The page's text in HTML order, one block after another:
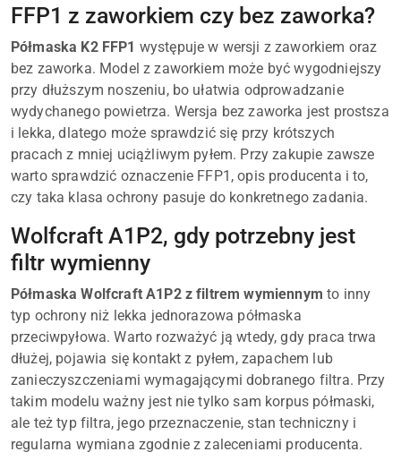
FFP1 z zaworkiem czy bez zaworka?
Półmaska K2 FFP1 występuje w wersji z zaworkiem oraz
bez zaworka. Model z zaworkiem może być wygodniejszy
przy dłuższym noszeniu, bo ułatwia odprowadzanie
wydychanego powietrza. Wersja bez zaworka jest prostsza
i lekka, dlatego może sprawdzić się przy krótszych
pracach z mniej uciążliwym pyłem. Przy zakupie zawsze
warto sprawdzić oznaczenie FFP1, opis producenta i to,
czy taka klasa ochrony pasuje do konkretnego zadania.
Wolfcraft A1P2, gdy potrzebny jest
filtr wymienny
Półmaska Wolfcraft A1P2 z filtrem wymiennym to inny
typ ochrony niż lekka jednorazowa półmaska
przeciwpyłowa. Warto rozważyć ją wtedy, gdy praca trwa
dłużej, pojawia się kontakt z pyłem, zapachem lub
zanieczyszczeniami wymagającymi dobranego filtra. Przy
takim modelu ważny jest nie tylko sam korpus półmaski,
ale też typ filtra, jego przeznaczenie, stan techniczny i
regularna wymiana zgodnie z zaleceniami producenta.